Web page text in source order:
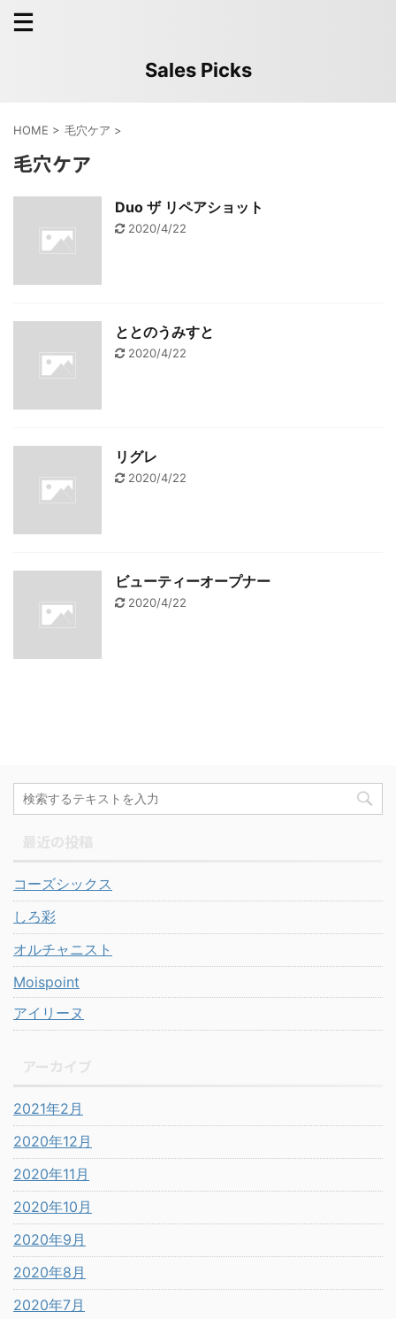
Sales Picks
HOME > 毛穴ケア >
毛穴ケア
Duo ザ リペアショット
2020/4/22
ととのうみすと
2020/4/22
リグレ
2020/4/22
ビューティーオープナー
2020/4/22
コーズシックス
しろ彩
オルチャニスト
Moispoint
アイリーヌ
2021年2月
2020年12月
2020年11月
2020年10月
2020年9月
2020年8月
2020年7月